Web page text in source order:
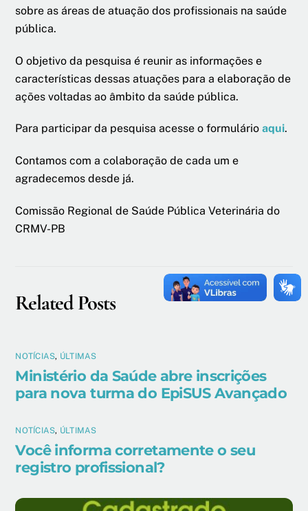
sobre as áreas de atuação dos profissionais na saúde
pública.
O objetivo da pesquisa é reunir as informações e
características dessas atuações para a elaboração de
ações voltadas ao âmbito da saúde pública.
Para participar da pesquisa acesse o formulárioaqui.
Contamos com a colaboração de cada um e
agradecemos desde já.
Comissão Regional de Saúde Pública Veterinária do
CRMV-PB
Related Posts
NOTÍCIAS, ÚLTIMAS
Ministério da Saúde abre inscrições
para nova turma do EpiSUS Avançado
NOTÍCIAS, ÚLTIMAS
Você informa corretamente o seu
registro profissional?